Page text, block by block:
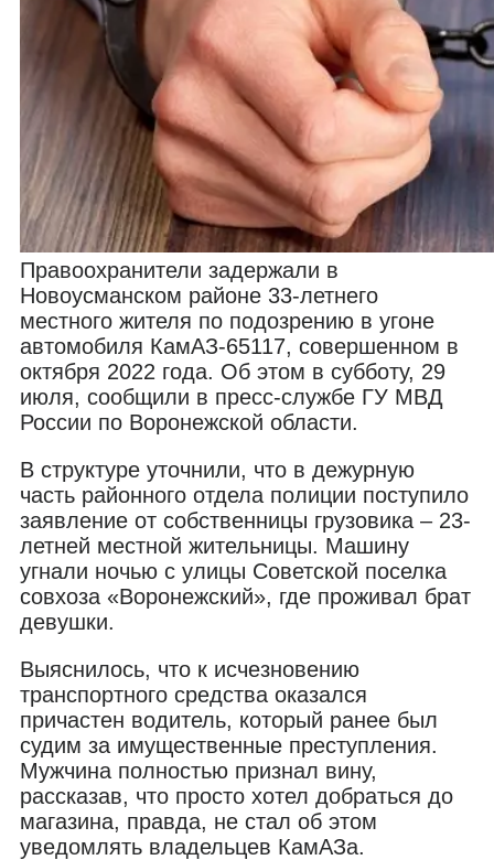
Правоохранители задержали в
Новоусманском районе 33-летнего
местного жителя по подозрению в угоне
автомобиля КамАЗ-65117, совершенном в
октября 2022 года. Об этом в субботу, 29
июля, сообщили в пресс-службе ГУ МВД
России по Воронежской области.
В структуре уточнили, что в дежурную
часть районного отдела полиции поступило
заявление от собственницы грузовика – 23-
летней местной жительницы. Машину
угнали ночью с улицы Советской поселка
совхоза «Воронежский», где проживал брат
девушки.
Выяснилось, что к исчезновению
транспортного средства оказался
причастен водитель, который ранее был
судим за имущественные преступления.
Мужчина полностью признал вину,
рассказав, что просто хотел добраться до
магазина, правда, не стал об этом
уведомлять владельцев КамАЗа.